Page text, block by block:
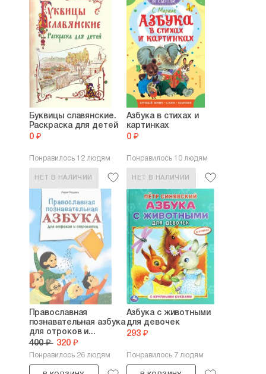
Буквицы славянские.
Раскраска для детей
0 ₽
Понравилось 12 людям
НЕТ В НАЛИЧИИ
Азбука в стихах и
картинках
0 ₽
Понравилось 10 людям
НЕТ В НАЛИЧИИ
Православная
познавательная азбука
для отроков и...
400 ₽ 320 ₽
Понравилось 26 людям
Азбука с животными
для девочек
293 ₽
Понравилось 7 людям